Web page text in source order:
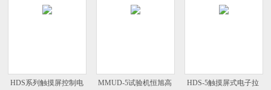
HDS系列触摸屏控制电
MMUD-5试验机恒旭高
HDS-5触摸屏式电子拉